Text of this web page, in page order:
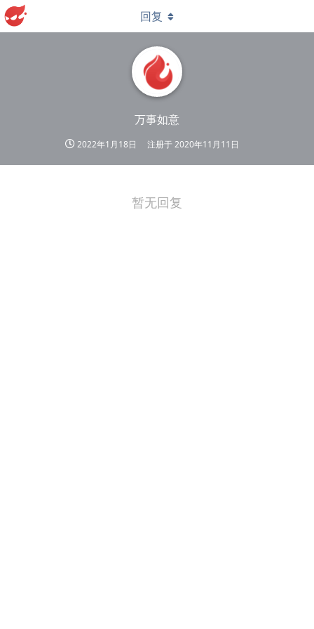
万事如意
2022年1月18日 注册于2020年11月11日
回复
暂无回复